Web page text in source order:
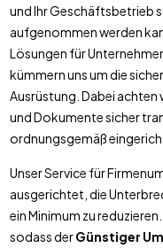
und Ihr Geschäftsbetrieb
aufgenommen werden
Lösungen für
kümmern uns um die
Ausrüstung. Dabei achten
und Dokumente sicher
ordnungsgemäß
Unser Service für
ausgerichtet, die
ein Minimum zu
sodass derGünstiger